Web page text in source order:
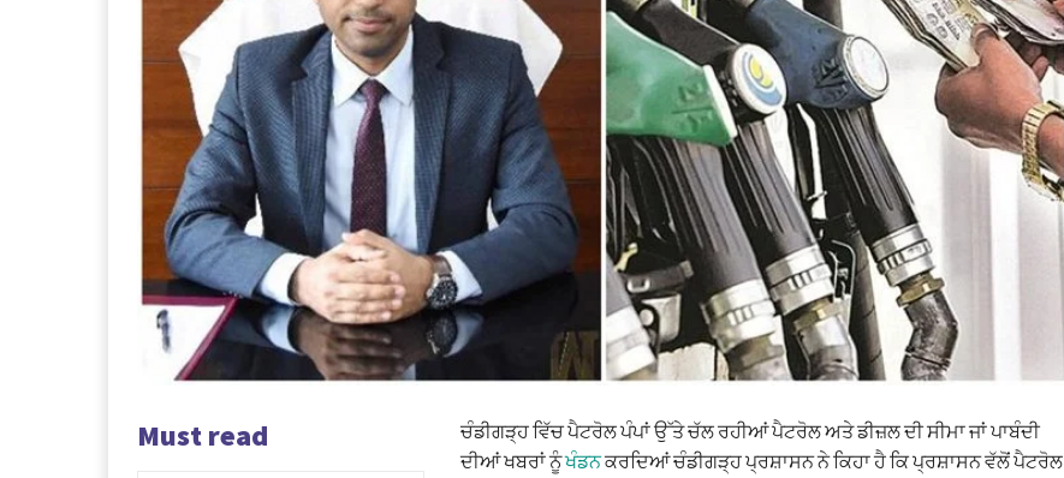
Must read
ਚੰਡੀਗੜ੍ਹ ਵਿੱਚ ਪੈਟਰੋਲ ਪੰਪਾਂ ਉੱਤੇ ਚੱਲ ਰਹੀਆਂ ਪੈਟਰੋਲ ਅਤੇ ਡੀਜ਼ਲ ਦੀ ਸੀਮਾ ਜਾਂ ਪਾਬੰਦੀ
ਦੀਆਂ ਖਬਰਾਂ ਨੂੰਖੰਡਨਕਰਦਿਆਂ ਚੰਡੀਗੜ੍ਹ ਪ੍ਰਸ਼ਾਸਨ ਨੇ ਕਿਹਾ ਹੈ ਕਿ ਪ੍ਰਸ਼ਾਸਨ ਵੱਲੋਂ ਪੈਟਰੋਲ